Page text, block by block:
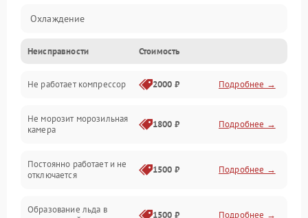
Охлаждение
Механика
Электропитание
Дренаж
Неисправности Стоимость
Не работает компрессор 2000 ₽ Подробнее →
Не морозит морозильная
камера
1800 ₽ Подробнее →
Постоянно работает и не
отключается
1500 ₽ Подробнее →
Образование льда в
1500 ₽ Подробнее →